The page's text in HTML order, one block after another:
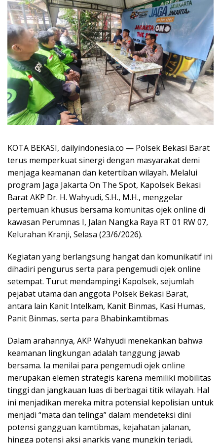
KOTA BEKASI, dailyindonesia.co — Polsek Bekasi Barat
terus memperkuat sinergi dengan masyarakat demi
menjaga keamanan dan ketertiban wilayah. Melalui
program Jaga Jakarta On The Spot, Kapolsek Bekasi
Barat AKP Dr. H. Wahyudi, S.H., M.H., menggelar
pertemuan khusus bersama komunitas ojek online di
kawasan Perumnas I, Jalan Nangka Raya RT 01 RW 07,
Kelurahan Kranji, Selasa (23/6/2026).
Kegiatan yang berlangsung hangat dan komunikatif ini
dihadiri pengurus serta para pengemudi ojek online
setempat. Turut mendampingi Kapolsek, sejumlah
pejabat utama dan anggota Polsek Bekasi Barat,
antara lain Kanit Intelkam, Kanit Binmas, Kasi Humas,
Panit Binmas, serta para Bhabinkamtibmas.
Dalam arahannya, AKP Wahyudi menekankan bahwa
keamanan lingkungan adalah tanggung jawab
bersama. Ia menilai para pengemudi ojek online
merupakan elemen strategis karena memiliki mobilitas
tinggi dan jangkauan luas di berbagai titik wilayah. Hal
ini menjadikan mereka mitra potensial kepolisian untuk
menjadi “mata dan telinga” dalam mendeteksi dini
potensi gangguan kamtibmas, kejahatan jalanan,
hingga potensi aksi anarkis yang mungkin terjadi,